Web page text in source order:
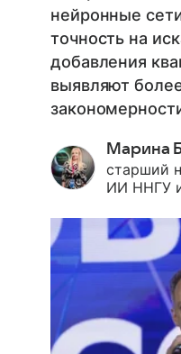
нейронные
точность на
добавления
выявляют
Марина
старший
ИИ ННГУ